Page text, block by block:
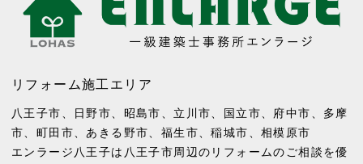
リフォーム施工エリア
八王子市 日野市 昭島市 立川市 国立市 府中市
多摩
市
町田市 あきる野市 福生市 、稲城市 、相模原市
エンラージ八王子は八王子市周辺のリフォームのご相談を優